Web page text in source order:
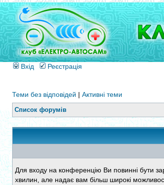
Вхід Реєстрація
Теми без відповідей | Активні теми
Список форумів
Для входу на конференцію Ви повинні бути
хвилин, але надає вам більш широкі